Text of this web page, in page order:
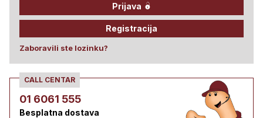
Prijava
Registracija
Zaboravili ste lozinku?
CALL CENTAR
01 6061 555
Besplatna dostava